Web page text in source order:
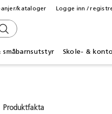
småbarnsutstyr Skole- &
kataloger Logge inn /
Produktfakta